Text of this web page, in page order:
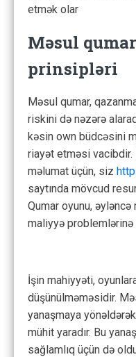
etmək olar
Məsul
prinsipləri
Məsul qumar,
riskini də nəzərə
kəsin own büdcəsini
riayət etməsi vacibdir.
məlumat üçün, siz
saytında mövcud
Qumar oyunu,
maliyyə problemlərinə
İşin mahiyyəti,
düşünülməməsidir.
yanaşmaya
mühit yaradır. Bu
sağlamlıq üçün də